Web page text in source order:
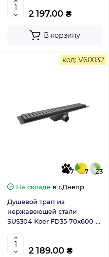
2 197.00 ₴
В корзину
код: V60032
7 7
23
На складе в г.Днепр
Душевой трап из
нержавеющей стали
SUS304 Koer FD35-70x600-
2 189.00 ₴